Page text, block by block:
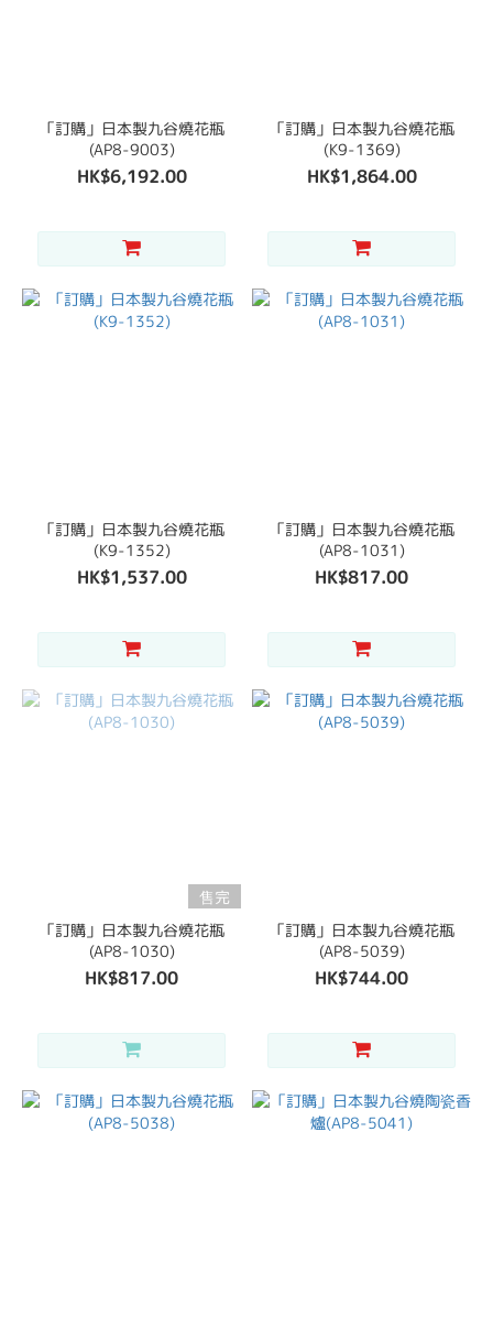
「訂購」日本製九谷燒花瓶
(AP8-9003)
HK$6,192.00
「訂購」日本製九谷燒花瓶
(K9-1369)
HK$1,864.00
「訂購」日本製九谷燒花瓶
(K9-1352)
HK$1,537.00
「訂購」日本製九谷燒花瓶
(AP8-1031)
HK$817.00
售完
「訂購」日本製九谷燒花瓶
(AP8-1030)
HK$817.00
「訂購」日本製九谷燒花瓶
(AP8-5039)
HK$744.00